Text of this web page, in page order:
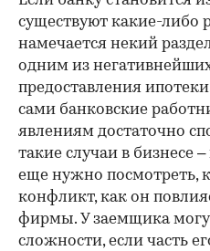
существуют какие-либо
намечается некий
одним из
предоставления
сами банковские
явлениям достаточно
такие случаи в бизнесе
еще нужно посмотреть,
конфликт, как он
фирмы. У заемщика
сложности, если часть